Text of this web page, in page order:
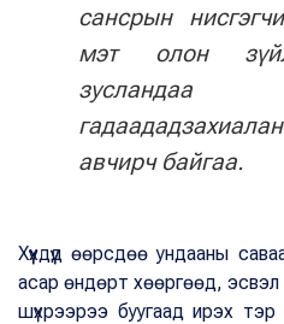
сансрын
мэт олон
зусландаа
авчирч байгаа.
Хүүхдүүд өөрсдөө ундааны
асар өндөрт хөөргөөд, эсвэл
шүхрээрээ буугаад ирэх